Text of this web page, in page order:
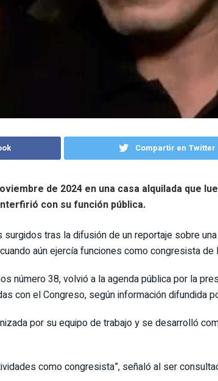
Compartir en Twitter
de 2024 en una casa alquilada que
con su función pública.
tras la difusión de un reportaje sobre
aún ejercía funciones como congresista de
número 38, volvió a la agenda pública por la
con el Congreso, según información difundida
por su equipo de trabajo y se desarrolló
como congresista”, señaló al ser